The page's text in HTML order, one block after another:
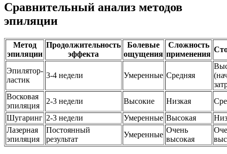
Сравнительный анализ методов
эпиляции
Метод
эпиляции
Продолжительность
эффекта
Болевые
ощущения
Сложность
применения
Эпилятор-
ластик
3-4 недели Умеренные Средняя
Восковая
эпиляция
2-3 недели Высокие Низкая
Шугаринг 2-3 недели Умеренные Высокая
Лазерная
эпиляция
Постоянный
результат
Умеренные
Очень
высокая